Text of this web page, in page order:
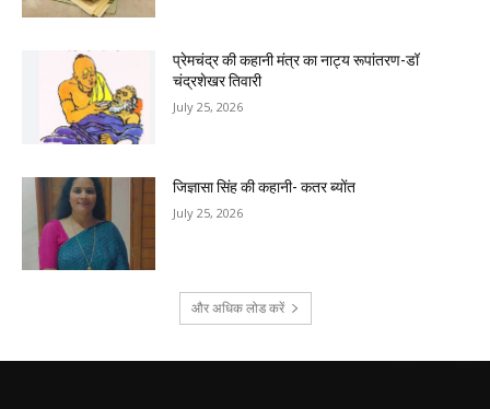
प्रेमचंद्र की कहानी मंत्र का नाट्य रूपांतरण-डॉ
चंद्रशेखर तिवारी
July 25, 2026
जिज्ञासा सिंह की कहानी- कतर ब्योंत
July 25, 2026
और अधिक लोड करें